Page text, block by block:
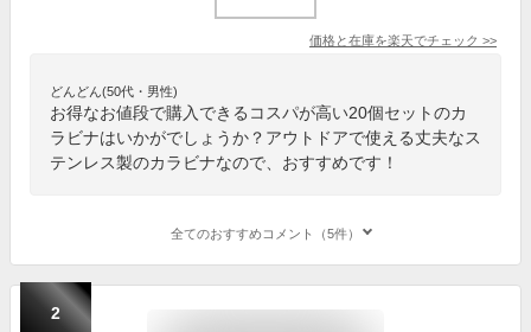
価格と在庫を楽天でチェック >>
どんどん(50代・男性)
お得なお値段で購入できるコスパが高い20個セットのカ
ラビナはいかがでしょうか？アウトドアで使える丈夫なス
テンレス製のカラビナなので、おすすめです！
全てのおすすめコメント（5件）
2